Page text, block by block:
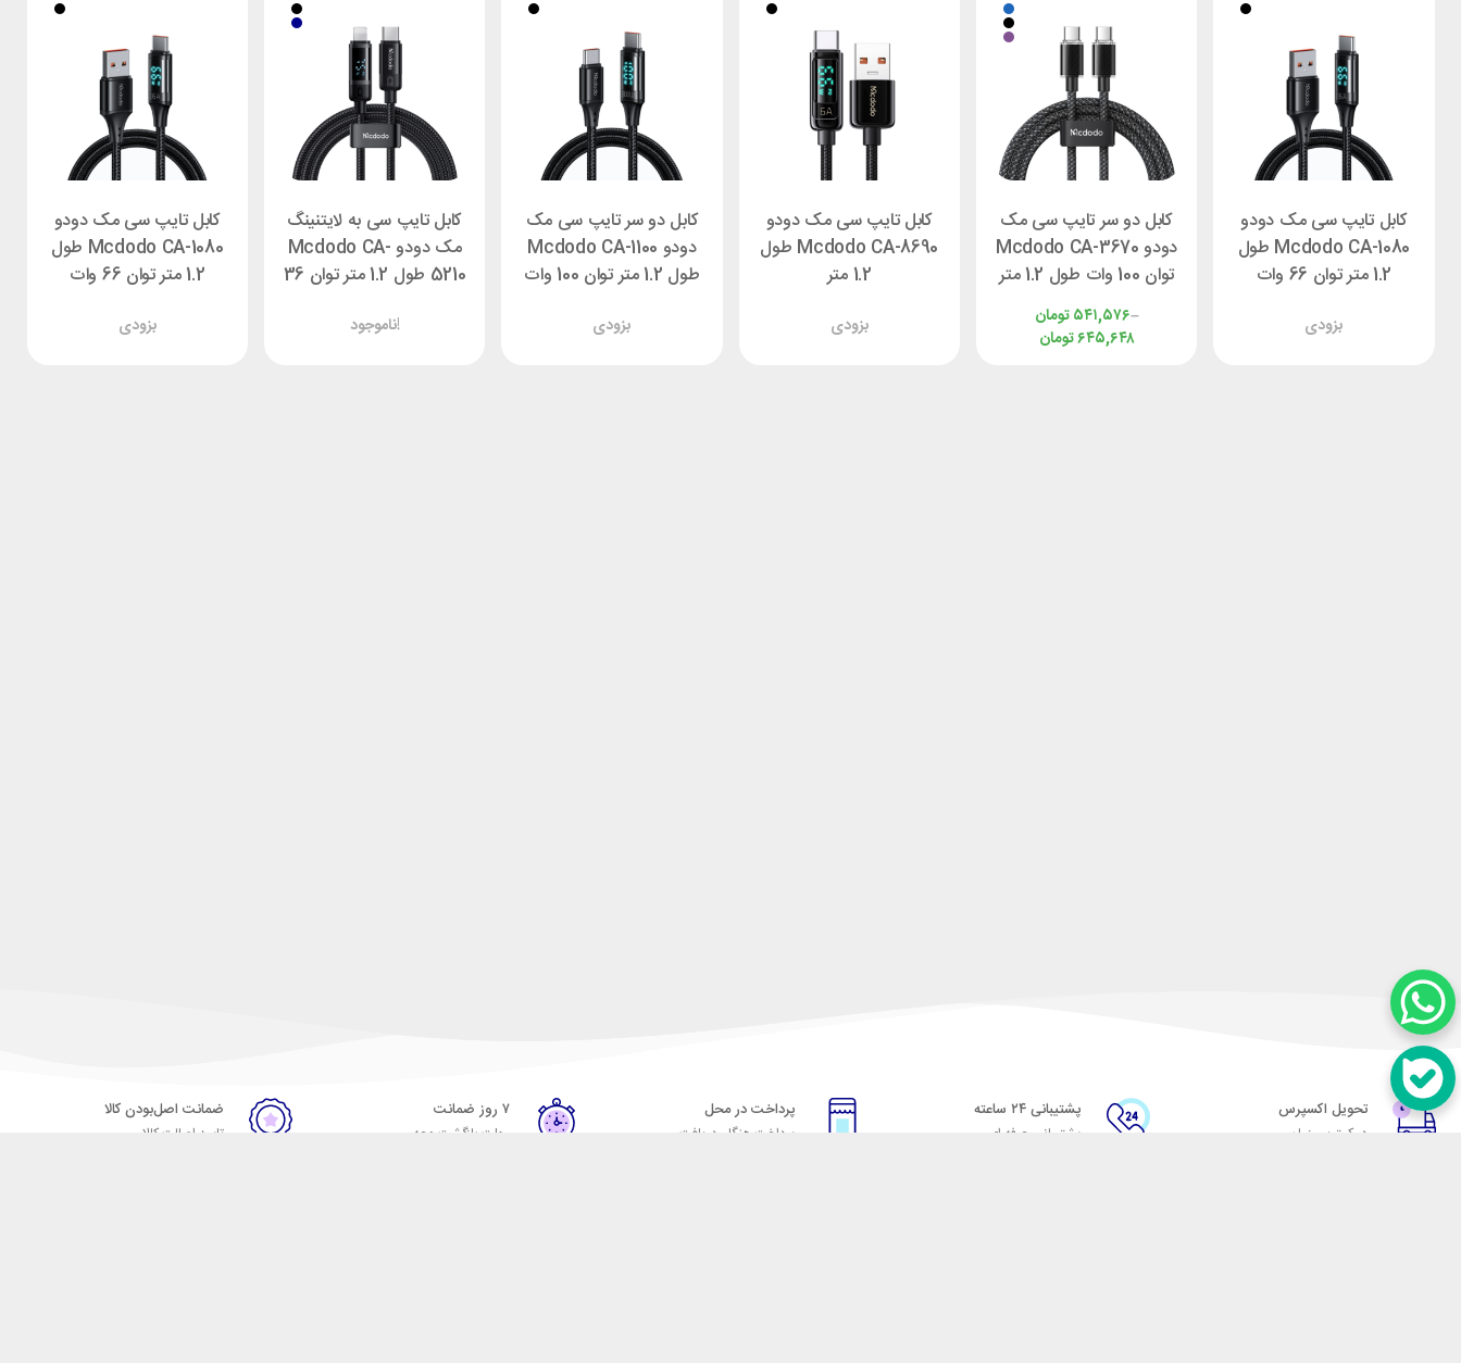
کابل تایپ سی مک دودو
Mcdodo CA-1080 طول
1.2 متر توان 66 وات
بزودی
کابل دو سر تایپ سی مک
دودو Mcdodo CA-3670
توان 100 وات طول 1.2 متر
تومان۵۴۱,۵۷۶–
تومان۶۴۵,۶۴۸
کابل تایپ سی مک دودو
Mcdodo CA-8690 طول
1.2 متر
بزودی
کابل دو سر تایپ سی مک
دودو Mcdodo CA-1100
طول 1.2 متر توان 100 وات
بزودی
کابل تایپ سی به لایتنینگ
مک دودو Mcdodo CA-
5210 طول 1.2 متر توان 36
ناموجود!
کابل تایپ سی مک دودو
Mcdodo CA-1080 طول
1.2 متر توان 66 وات
بزودی
تحویل اکسپرس
در کمترین زمان
پشتیبانی ۲۴ ساعته
پشتیبانی حرفه ای
پرداخت در محل
پرداخت هنگام دریافت
۷ روز ضمانت
مهلت بازگشت وجه
ضمانت اصل‌بودن کالا
تایید اصالت کالا